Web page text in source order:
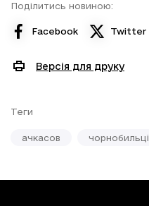
Поділитись новиною:
Facebook Twitter
Версія для друку
Теги
ачкасов чорнобильці